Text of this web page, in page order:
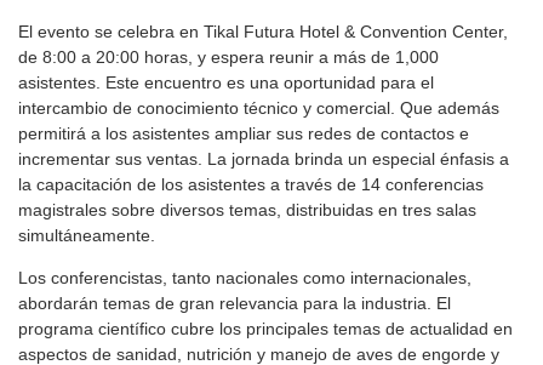
El evento se celebra en Tikal Futura Hotel & Convention Center,
de 8:00 a 20:00 horas, y espera reunir a más de 1,000
asistentes. Este encuentro es una oportunidad para el
intercambio de conocimiento técnico y comercial. Que además
permitirá a los asistentes ampliar sus redes de contactos e
incrementar sus ventas. La jornada brinda un especial énfasis a
la capacitación de los asistentes a través de 14 conferencias
magistrales sobre diversos temas, distribuidas en tres salas
simultáneamente.
Los conferencistas, tanto nacionales como internacionales,
abordarán temas de gran relevancia para la industria. El
programa científico cubre los principales temas de actualidad en
aspectos de sanidad, nutrición y manejo de aves de engorde y